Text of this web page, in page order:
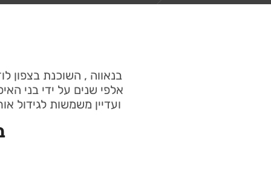
בנאווה , השוכנת בצפון
אלפי שנים על ידי בני
ועדיין משמשות לגידול